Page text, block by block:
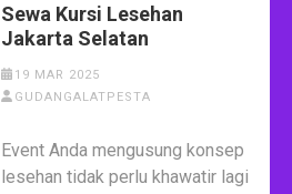
Sewa Kursi Lesehan
Jakarta Selatan
19 MAR 2025
GUDANGALATPESTA
Event Anda mengusung konsep
lesehan tidak perlu khawatir lagi